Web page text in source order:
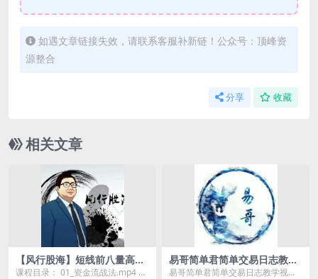
如遇文章链接失效，请联系客服补新链！公众号：顶峰资
源整合
分享 收藏
相关文章
【风行股海】短线前八量高级
课程风行资金流向战法
课程目录： 01_资金流战法.mp4 02
易哥简单君简单交易日志教学
视频
易哥简单君简单交易日志教学视频